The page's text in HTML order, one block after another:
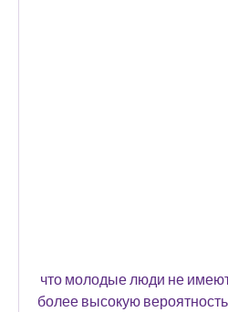
более высокую